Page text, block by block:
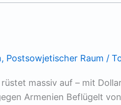
, Postsowjetischer Raum /
massiv auf – mit
Armenien Beflügelt